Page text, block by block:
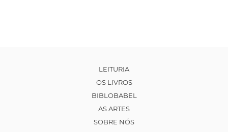
LEITURIA
OS LIVROS
BIBLOBABEL
AS ARTES
SOBRE NÓS